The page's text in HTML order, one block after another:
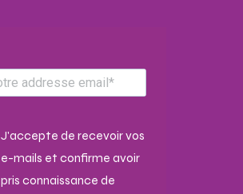
J'accepte de recevoir vos
e-mails et confirme avoir
pris connaissance de